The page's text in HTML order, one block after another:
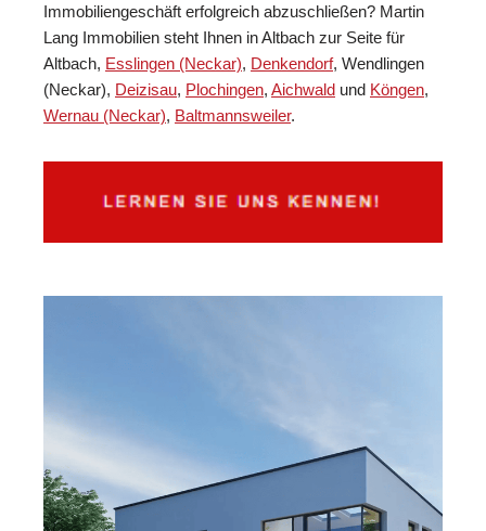
Immobiliengeschäft erfolgreich abzuschließen? Martin
Lang Immobilien steht Ihnen in Altbach zur Seite für
Altbach, Esslingen (Neckar), Denkendorf, Wendlingen
(Neckar), Deizisau, Plochingen, Aichwald und Köngen,
Wernau (Neckar), Baltmannsweiler.